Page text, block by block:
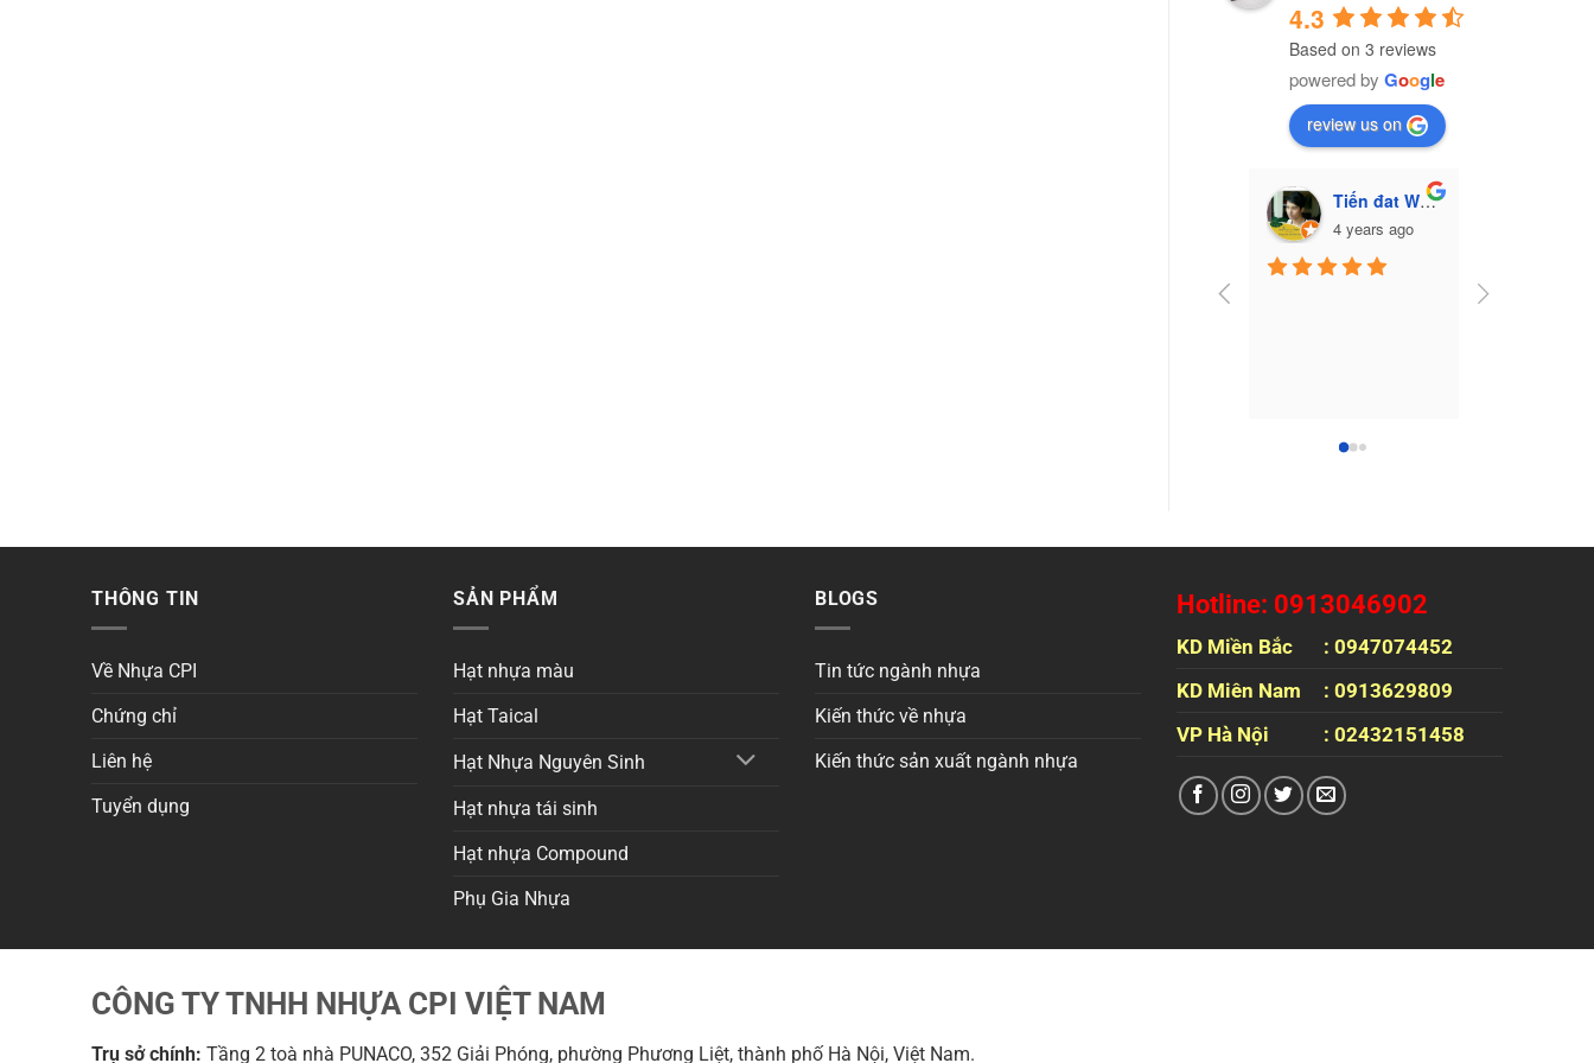
4.3
Based on 3 reviews
powered by Google
review us on
Tiến đat Wasabi (Cú mèo)
4 years ago
Công ty
THÔNG TIN
Về Nhựa CPI
Chứng chỉ
Liên hệ
Tuyển dụng
SẢN PHẨM
Hạt nhựa màu
Hạt Taical
Hạt Nhựa Nguyên Sinh
Hạt nhựa tái sinh
Hạt nhựa Compound
Phụ Gia Nhựa
BLOGS
Tin tức ngành nhựa
Kiến thức về nhựa
Kiến thức sản xuất ngành nhựa
Hotline: 0913046902
KD Miền Bắc
: 0947074452
KD Miên Nam
: 0913629809
VP Hà Nội
: 02432151458
CÔNG TY TNHH NHỰA CPI VIỆT NAM
Trụ sở chính: Tầng 2 toà nhà PUNACO, 352 Giải Phóng, phường Phương Liệt, thành phố Hà Nội, Việt Nam.